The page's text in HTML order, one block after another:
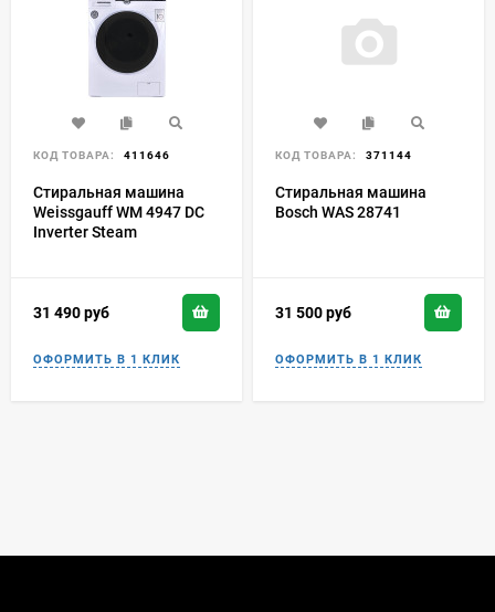
КОД ТОВАРА: 411646
Стиральная машина
Weissgauff WM 4947 DC
Inverter Steam
31 490руб
КОД ТОВАРА: 371144
Стиральная машина
Bosch WAS 28741
31 500руб